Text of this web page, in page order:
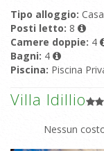
Tipo alloggio:
Posti letto: 8
Camere doppie: 4
Bagni: 4
Piscina: Piscina
Villa Idillio
Nessun